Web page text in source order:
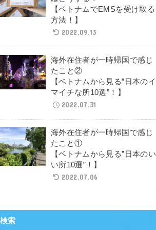
【ベトナムでEMSを受け取る
方法！】
2022.09.13
海外在住者が一時帰国で感じ
たこと②
【ベトナムから見る”日本のイ
マイチな所10選”！】
2022.07.31
海外在住者が一時帰国で感じ
たこと①
【ベトナムから見る”日本のい
い所10選”！】
2022.07.06
検索